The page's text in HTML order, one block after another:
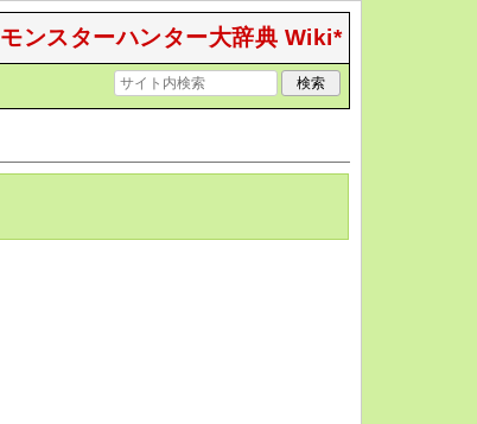
モンスターハンター大辞典 Wiki*